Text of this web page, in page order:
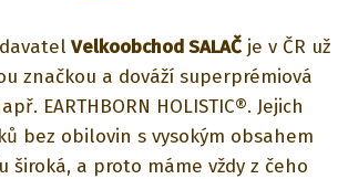
Velkoobchod SALAČ je v ČR už
značkou a dováží superprémiová
EARTHBORN HOLISTIC®. Jejich
bez obilovin s vysokým obsahem
široká, a proto máme vždy z čeho